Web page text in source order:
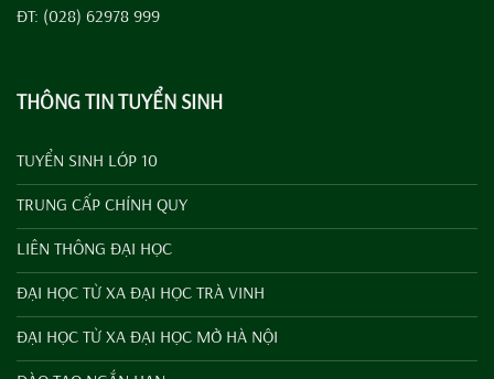
ĐT: (028) 62978 999
THÔNG TIN TUYỂN SINH
TUYỂN SINH LỚP 10
TRUNG CẤP CHÍNH QUY
LIÊN THÔNG ĐẠI HỌC
ĐẠI HỌC TỪ XA ĐẠI HỌC TRÀ VINH
ĐẠI HỌC TỪ XA ĐẠI HỌC MỞ HÀ NỘI